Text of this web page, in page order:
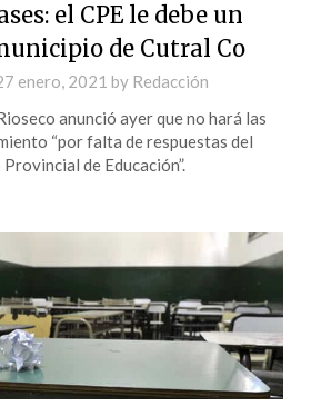
el CPE le debe un
de Cutral Co
enero, 2021 by Redacción
anunció ayer que no hará las
“por falta de respuestas del
de Educación”.